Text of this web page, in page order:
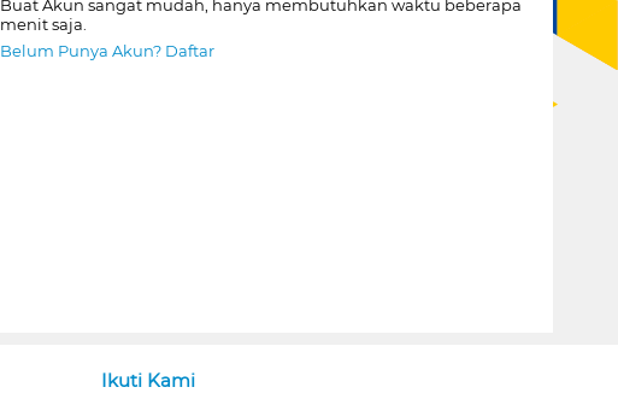
Buat Akun sangat mudah, hanya membutuhkan waktu beberapa
menit saja.
Belum Punya Akun? Daftar
Ikuti Kami